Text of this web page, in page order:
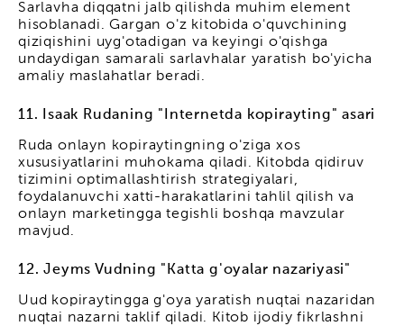
Sarlavha diqqatni jalb qilishda muhim element
hisoblanadi. Gargan o'z kitobida o'quvchining
qiziqishini uyg'otadigan va keyingi o'qishga
undaydigan samarali sarlavhalar yaratish bo'yicha
amaliy maslahatlar beradi.
11. Isaak Rudaning "Internetda kopirayting" asari
Ruda onlayn kopiraytingning o'ziga xos
xususiyatlarini muhokama qiladi. Kitobda qidiruv
tizimini optimallashtirish strategiyalari,
foydalanuvchi xatti-harakatlarini tahlil qilish va
onlayn marketingga tegishli boshqa mavzular
mavjud.
12. Jeyms Vudning "Katta g'oyalar nazariyasi"
Uud kopiraytingga g'oya yaratish nuqtai nazaridan
nuqtai nazarni taklif qiladi. Kitob ijodiy fikrlashni